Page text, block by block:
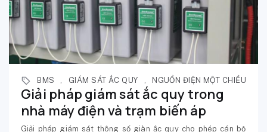
BMS , GIÁM SÁT ẮC QUY , NGUỒN ĐIỆN MỘT CHIỀU
Giải pháp giám sát ắc quy trong
nhà máy điện và trạm biến áp
Giải pháp giám sát thông số giàn ắc quy cho phép cán bộ